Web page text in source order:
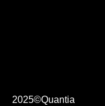
2025©Quantia